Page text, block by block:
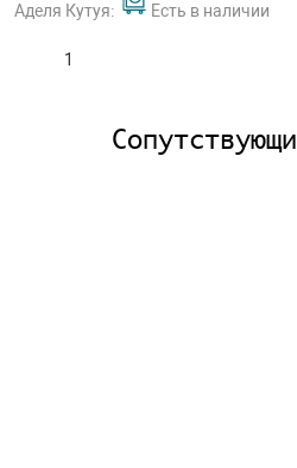
Аделя Кутуя: Есть в наличии